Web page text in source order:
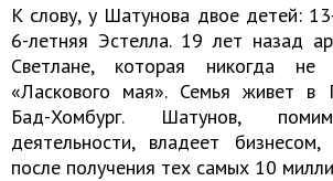
К слову, у Шатунова двое детей:
6-летняя Эстелла. 19 лет назад
Светлане, которая никогда
«Ласкового мая». Семья живет в
Бад-Хомбург. Шатунов,
деятельности, владеет
после получения тех самых 10